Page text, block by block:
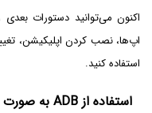
اکنون می‌توانید دستورات
استفاده کنید.
استفاده از ADB‌ به صورت وایرلس در وسایل روت شده